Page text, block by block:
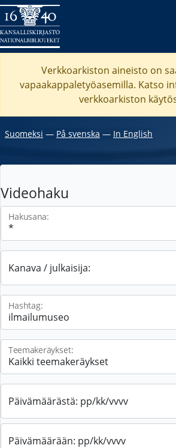
Verkkoarkiston aineisto on
vapaakappaletyöasemilla. Katso
verkkoarkiston
Suomeksi ― På svenska ― In English
Videohaku
Hakusana:
Kanava / julkaisija:
Hashtag:
Teemakeräykset:
Päivämäärästä: pp/kk/vvvv
Päivämäärään: pp/kk/vvvv